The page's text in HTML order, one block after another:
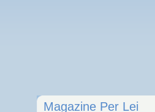
Magazine Per Lei